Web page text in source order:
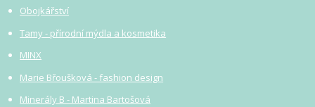
Obojkářství
Tamy - přírodní mýdla a kosmetika
MINX
Marie Břoušková - fashion design
Minerály B - Martina Bartošová